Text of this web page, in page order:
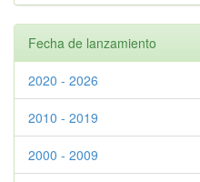
Fecha de lanzamiento
2020 - 2026
2010 - 2019
2000 - 2009